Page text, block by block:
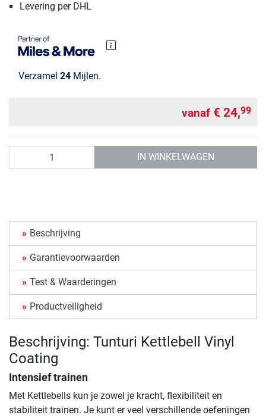
Levering per DHL
Verzamel 24 Mijlen.
vanaf € 24,99
IN WINKELWAGEN
Beschrijving
Garantievoorwaarden
Test & Waarderingen
Productveiligheid
Beschrijving: Tunturi Kettlebell Vinyl
Coating
Intensief trainen
Met Kettlebells kun je zowel je kracht, flexibiliteit en
stabiliteit trainen. Je kunt er veel verschillende oefeningen